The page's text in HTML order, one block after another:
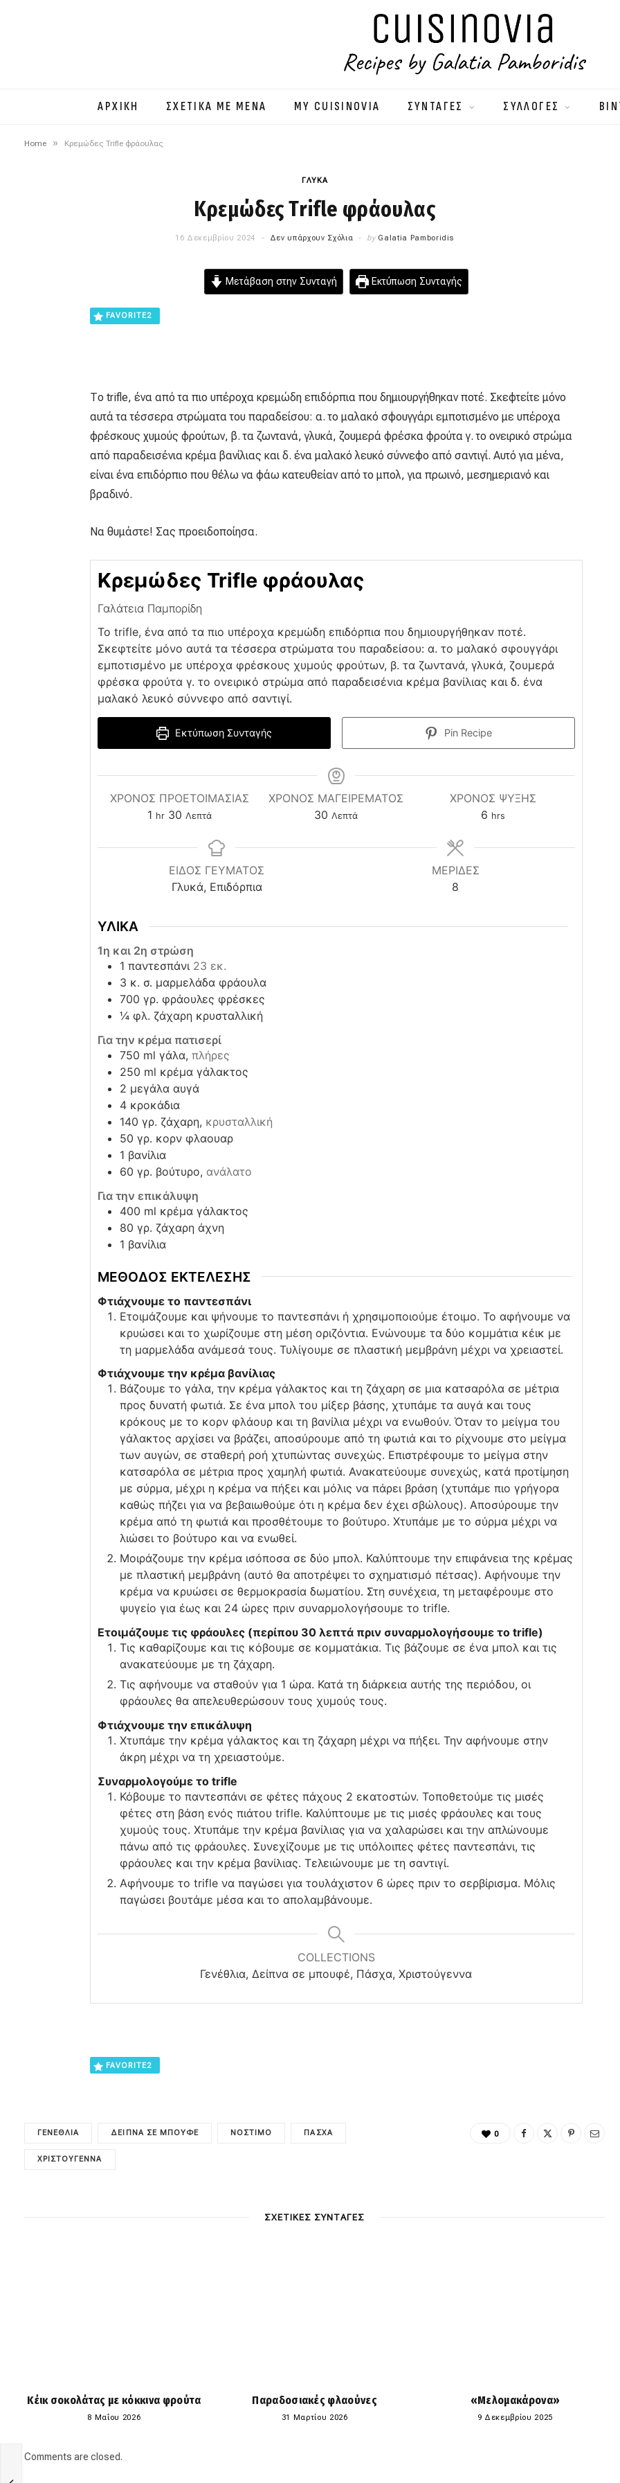
ΑΡΧΙΚΗ ΣΧΕΤΙΚΑ ΜΕ ΜΕΝΑ MY CUISINOVIA ΣΥΝΤΑΓΕΣ ΣΥΛΛΟΓΕΣ
Home » Κρεμώδες Trifle φράουλας
ΓΛΥΚΑ
Κρεμώδες Trifle φράουλας
16 Δεκεμβρίου 2024 Δεν υπάρχουν Σχόλια by Galatia Pamboridis
Μετάβαση στην Συνταγή Εκτύπωση Συνταγής
FAVORITE2
Το trifle, ένα από τα πιο υπέροχα κρεμώδη επιδόρπια που δημιουργήθηκαν ποτέ. Σκεφτείτε μόνο
αυτά τα τέσσερα στρώματα του παραδείσου: α. το μαλακό σφουγγάρι εμποτισμένο με υπέροχα
φρέσκους χυμούς φρούτων, β. τα ζωντανά, γλυκά, ζουμερά φρέσκα φρούτα γ. το ονειρικό στρώμα
από παραδεισένια κρέμα βανίλιας και δ. ένα μαλακό λευκό σύννεφο από σαντιγί. Αυτό για μένα,
είναι ένα επιδόρπιο που θέλω να φάω κατευθείαν από το μπολ, για πρωινό, μεσημεριανό και
βραδινό.
Να θυμάστε! Σας προειδοποίησα.
Κρεμώδες Trifle φράουλας
Γαλάτεια Παμπορίδη
Το trifle, ένα από τα πιο υπέροχα κρεμώδη επιδόρπια που δημιουργήθηκαν ποτέ.
Σκεφτείτε μόνο αυτά τα τέσσερα στρώματα του παραδείσου: α. το μαλακό σφουγγάρι
εμποτισμένο με υπέροχα φρέσκους χυμούς φρούτων, β. τα ζωντανά, γλυκά, ζουμερά
φρέσκα φρούτα γ. το ονειρικό στρώμα από παραδεισένια κρέμα βανίλιας και δ. ένα
μαλακό λευκό σύννεφο από σαντιγί.
Εκτύπωση Συνταγής Pin Recipe
ΧΡΌΝΟΣ ΠΡΟΕΤΟΙΜΑΣΊΑΣ
1hour
hr 30minutes
Λεπτά
ΧΡΟΝΟΣ ΜΑΓΕΙΡΕΜΑΤΟΣ
30 minutes
Λεπτά
ΧΡΌΝΟΣ ΨΎΞΗΣ
6hours
hrs
ΕΙΔΟΣ ΓΕΥΜΑΤΟΣ
Γλυκά, Επιδόρπια
ΜΕΡΙΔΕΣ
8
ΥΛΙΚΑ
1η και 2η στρώση
1 παντεσπάνι 23 εκ.
3 κ. σ. μαρμελάδα φράουλα
700 γρ. φράουλες φρέσκες
¼ φλ. ζάχαρη κρυσταλλική
Για την κρέμα πατισερί
750 ml γάλα, πλήρες
250 ml κρέμα γάλακτος
2 μεγάλα αυγά
4 κροκάδια
140 γρ. ζάχαρη, κρυσταλλική
50 γρ. κορν φλαουαρ
1 βανίλια
60 γρ. βούτυρο, ανάλατο
Για την επικάλυψη
400 ml κρέμα γάλακτος
80 γρ. ζάχαρη άχνη
1 βανίλια
ΜΕΘΟΔΟΣ ΕΚΤΕΛΕΣΗΣ
Φτιάχνουμε το παντεσπάνι
Ετοιμάζουμε και ψήνουμε το παντεσπάνι ή χρησιμοποιούμε έτοιμο. Το αφήνουμε να
κρυώσει και το χωρίζουμε στη μέση οριζόντια. Ενώνουμε τα δύο κομμάτια κέικ με
τη μαρμελάδα ανάμεσά τους. Τυλίγουμε σε πλαστική μεμβράνη μέχρι να χρειαστεί.
Φτιάχνουμε την κρέμα βανίλιας
Βάζουμε το γάλα, την κρέμα γάλακτος και τη ζάχαρη σε μια κατσαρόλα σε μέτρια
προς δυνατή φωτιά. Σε ένα μπολ του μίξερ βάσης, χτυπάμε τα αυγά και τους
κρόκους με το κορν φλάουρ και τη βανίλια μέχρι να ενωθούν. Όταν το μείγμα του
γάλακτος αρχίσει να βράζει, αποσύρουμε από τη φωτιά και το ρίχνουμε στο μείγμα
των αυγών, σε σταθερή ροή χτυπώντας συνεχώς. Επιστρέφουμε το μείγμα στην
κατσαρόλα σε μέτρια προς χαμηλή φωτιά. Ανακατεύουμε συνεχώς, κατά προτίμηση
με σύρμα, μέχρι η κρέμα να πήξει και μόλις να πάρει βράση (χτυπάμε πιο γρήγορα
καθώς πήζει για να βεβαιωθούμε ότι η κρέμα δεν έχει σβώλους). Αποσύρουμε την
κρέμα από τη φωτιά και προσθέτουμε το βούτυρο. Χτυπάμε με το σύρμα μέχρι να
λιώσει το βούτυρο και να ενωθεί.
Μοιράζουμε την κρέμα ισόποσα σε δύο μπολ. Καλύπτουμε την επιφάνεια της κρέμας
με πλαστική μεμβράνη (αυτό θα αποτρέψει το σχηματισμό πέτσας). Αφήνουμε την
κρέμα να κρυώσει σε θερμοκρασία δωματίου. Στη συνέχεια, τη μεταφέρουμε στο
ψυγείο για έως και 24 ώρες πριν συναρμολογήσουμε το trifle.
Ετοιμάζουμε τις φράουλες (περίπου 30 λεπτά πριν συναρμολογήσουμε το trifle)
Τις καθαρίζουμε και τις κόβουμε σε κομματάκια. Τις βάζουμε σε ένα μπολ και τις
ανακατεύουμε με τη ζάχαρη.
Τις αφήνουμε να σταθούν για 1 ώρα. Κατά τη διάρκεια αυτής της περιόδου, οι
φράουλες θα απελευθερώσουν τους χυμούς τους.
Φτιάχνουμε την επικάλυψη
Χτυπάμε την κρέμα γάλακτος και τη ζάχαρη μέχρι να πήξει. Την αφήνουμε στην
άκρη μέχρι να τη χρειαστούμε.
Συναρμολογούμε το trifle
Κόβουμε το παντεσπάνι σε φέτες πάχους 2 εκατοστών. Τοποθετούμε τις μισές
φέτες στη βάση ενός πιάτου trifle. Καλύπτουμε με τις μισές φράουλες και τους
χυμούς τους. Χτυπάμε την κρέμα βανίλιας για να χαλαρώσει και την απλώνουμε
πάνω από τις φράουλες. Συνεχίζουμε με τις υπόλοιπες φέτες παντεσπάνι, τις
φράουλες και την κρέμα βανίλιας. Τελειώνουμε με τη σαντιγί.
Αφήνουμε το trifle να παγώσει για τουλάχιστον 6 ώρες πριν το σερβίρισμα. Μόλις
παγώσει βουτάμε μέσα και το απολαμβάνουμε.
COLLECTIONS
Γενέθλια, Δείπνα σε μπουφέ, Πάσχα, Χριστούγεννα
FAVORITE2
ΓΕΝΈΘΛΙΑ ΔΕΊΠΝΑ ΣΕ ΜΠΟΥΦΈ ΝΌΣΤΙΜΟ ΠΆΣΧΑ
ΧΡΙΣΤΟΎΓΕΝΝΑ
0
ΣΧΕΤΙΚΕΣ ΣΥΝΤΑΓΕΣ
Κέικ σοκολάτας με κόκκινα φρούτα
8 Μαΐου 2026
Παραδοσιακές φλαούνες
31 Μαρτίου 2026
«Μελομακάρονα»
9 Δεκεμβρίου 2025
Comments are closed.